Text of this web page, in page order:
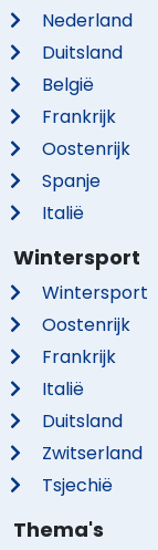
Nederland
Duitsland
België
Frankrijk
Oostenrijk
Spanje
Italië
Wintersport
Wintersport
Oostenrijk
Frankrijk
Italië
Duitsland
Zwitserland
Tsjechië
Thema's